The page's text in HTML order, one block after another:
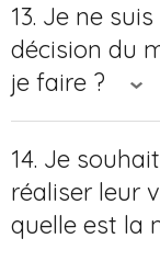
13. Je ne
décision du
je faire ?
14. Je
réaliser leur
quelle est la